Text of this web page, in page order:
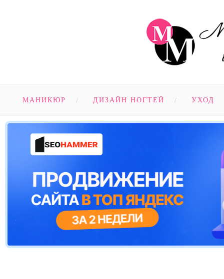
МАНИКЮР ДИЗАЙН НОГТЕЙ УХОД